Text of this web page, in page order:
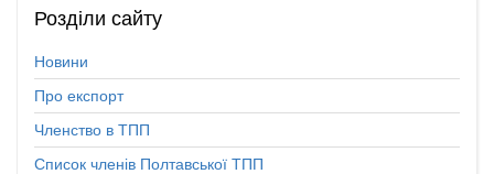
Розділи сайту
Новини
Про експорт
Членство в ТПП
Список членів Полтавської ТПП